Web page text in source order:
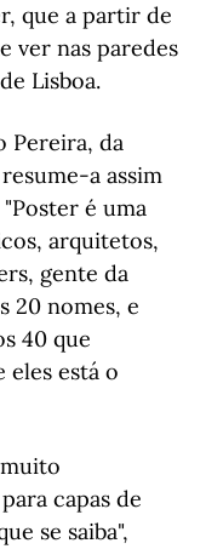
que a partir de
ver nas paredes
Lisboa.
Pereira, da
a assim
é uma
arquitetos,
gente da
20 nomes, e
40 que
eles está o
capas de
se saiba",